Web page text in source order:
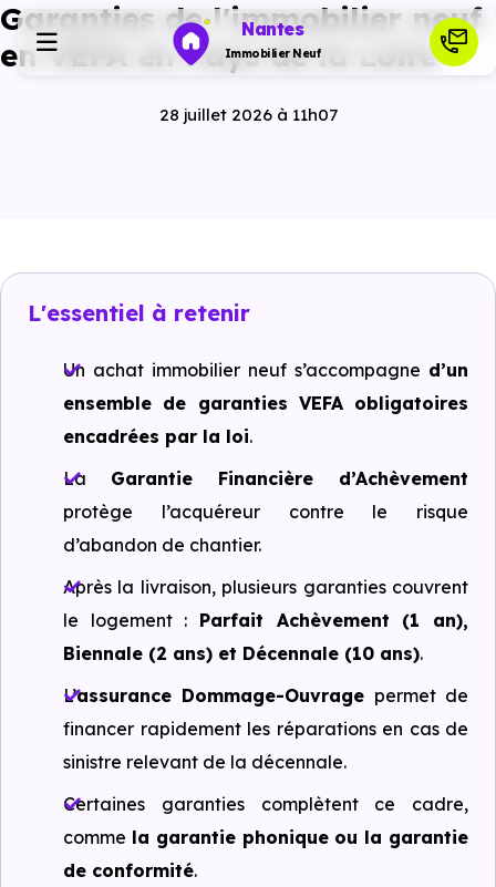
Nantes
Immobilier Neuf
Investir
Ressources
Financer
Garanties de l'immobilier neuf
en VEFA en Pays de la Loire
28 juillet 2026 à 11h07
L'essentiel à retenir
Un achat immobilier neuf s’accompagne d’un
ensemble de garanties VEFA obligatoires
encadrées par la loi.
La Garantie Financière d’Achèvement
protège l’acquéreur contre le risque
d’abandon de chantier.
Après la livraison, plusieurs garanties couvrent
le logement : Parfait Achèvement (1 an),
Biennale (2 ans) et Décennale (10 ans).
L’assurance Dommage-Ouvrage permet de
financer rapidement les réparations en cas de
sinistre relevant de la décennale.
Certaines garanties complètent ce cadre,
comme la garantie phonique ou la garantie
de conformité.